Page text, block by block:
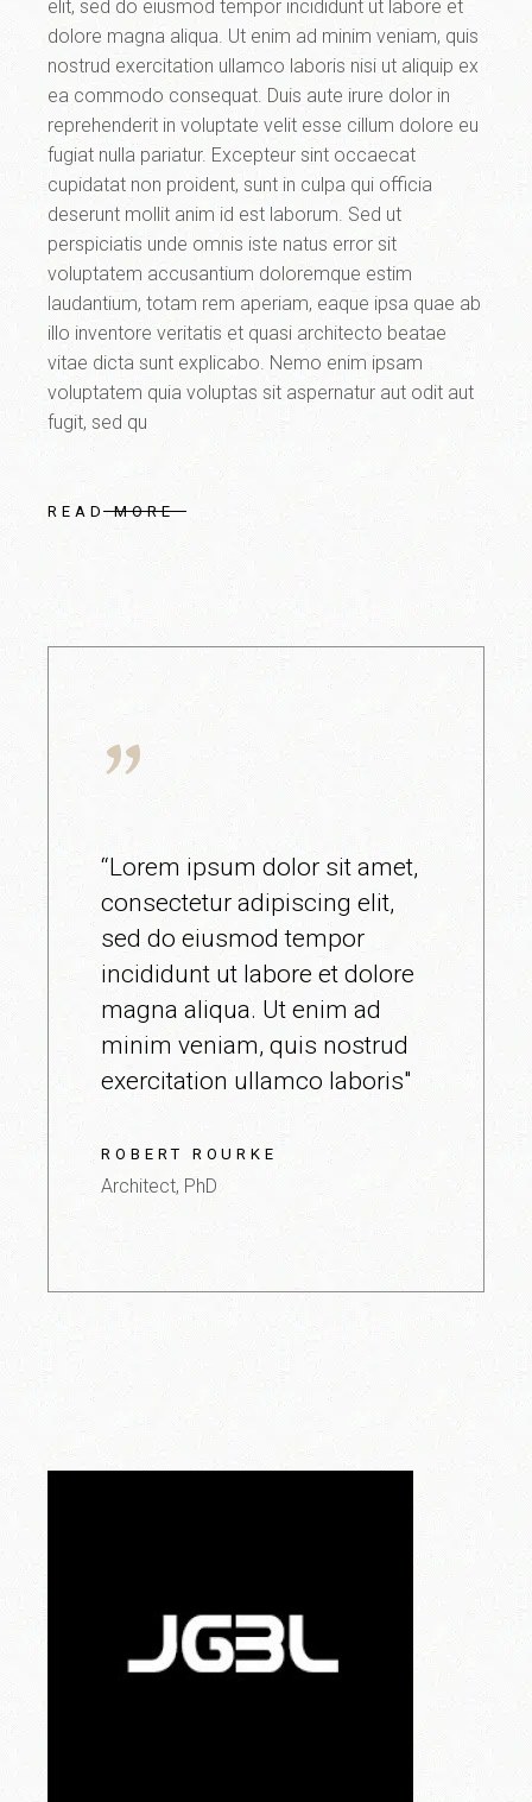
elit, sed do eiusmod tempor incididunt ut labore et
dolore magna aliqua. Ut enim ad minim veniam, quis
nostrud exercitation ullamco laboris nisi ut aliquip ex
ea commodo consequat. Duis aute irure dolor in
reprehenderit in voluptate velit esse cillum dolore eu
fugiat nulla pariatur. Excepteur sint occaecat
cupidatat non proident, sunt in culpa qui officia
deserunt mollit anim id est laborum. Sed ut
perspiciatis unde omnis iste natus error sit
voluptatem accusantium doloremque estim
laudantium, totam rem aperiam, eaque ipsa quae ab
illo inventore veritatis et quasi architecto beatae
vitae dicta sunt explicabo. Nemo enim ipsam
voluptatem quia voluptas sit aspernatur aut odit aut
fugit, sed qu
READ MORE
“Lorem ipsum dolor sit amet,
consectetur adipiscing elit,
sed do eiusmod tempor
incididunt ut labore et dolore
magna aliqua. Ut enim ad
minim veniam, quis nostrud
exercitation ullamco laboris"
ROBERT ROURKE
Architect, PhD